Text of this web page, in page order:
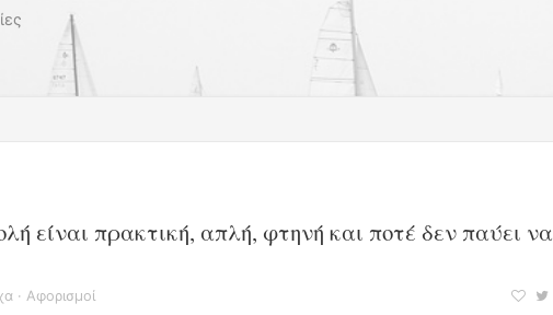
είναι πρακτική, απλή, φτηνή και ποτέ δεν παύει να
· Αφορισμοί